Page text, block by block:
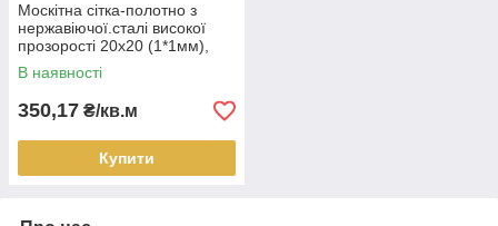
Москітна сітка-полотно з
нержавіючої.сталі високої
прозорості 20х20 (1*1мм),
рулон 30 пог.м
В наявності
350,17 ₴/кв.м
Купити